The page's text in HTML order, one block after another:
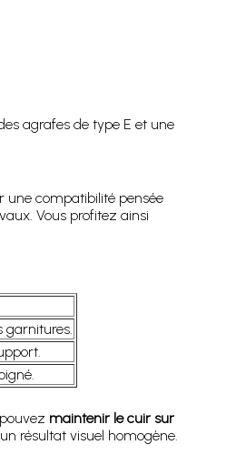
agrafes de type E et une
une compatibilité pensée
Vous profitez ainsi
garnitures.
maintenir le cuir sur
résultat visuel homogène.